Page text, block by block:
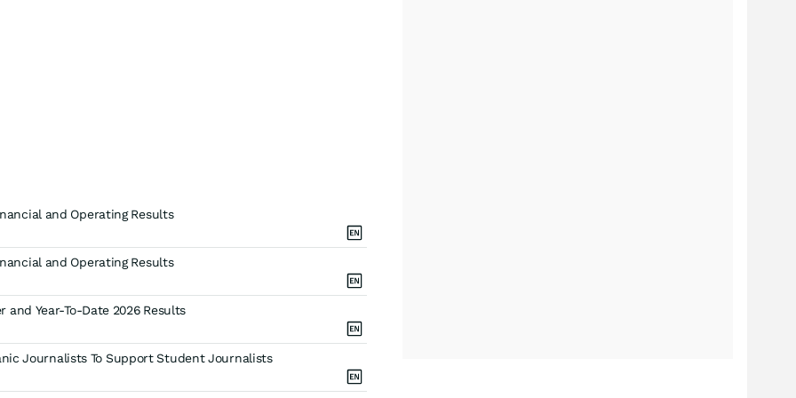
and Operating Results
and Operating Results
Year-To-Date 2026 Results
Journalists To Support Student Journalists